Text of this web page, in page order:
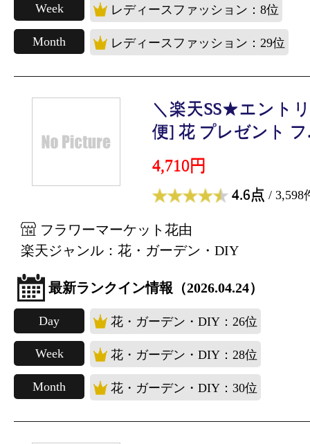
Week レディースファッション：8位
Month レディースファッション：29位
＼楽天SS★エント
便] 花 プレゼント フ
4,710円
4.6点 / 3,598
フラワーマーケット花由
楽天ジャンル：花・ガーデン・DIY
最新ランクイン情報（2026.04.24）
Day 花・ガーデン・DIY：26位
Week 花・ガーデン・DIY：28位
Month 花・ガーデン・DIY：30位